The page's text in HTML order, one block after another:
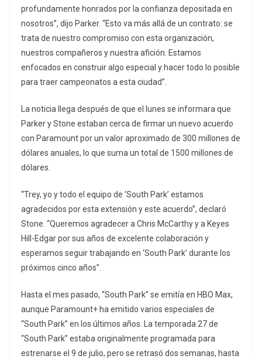
profundamente honrados por la confianza depositada en
nosotros”, dijo Parker. “Esto va más allá de un contrato: se
trata de nuestro compromiso con esta organización,
nuestros compañeros y nuestra afición. Estamos
enfocados en construir algo especial y hacer todo lo posible
para traer campeonatos a esta ciudad”.
La noticia llega después de que el lunes se informara que
Parker y Stone estaban cerca de firmar un nuevo acuerdo
con Paramount por un valor aproximado de 300 millones de
dólares anuales, lo que suma un total de 1500 millones de
dólares.
“Trey, yo y todo el equipo de ‘South Park’ estamos
agradecidos por esta extensión y este acuerdo”, declaró
Stone. “Queremos agradecer a Chris McCarthy y a Keyes
Hill-Edgar por sus años de excelente colaboración y
esperamos seguir trabajando en ‘South Park’ durante los
próximos cinco años”.
Hasta el mes pasado, “South Park” se emitía en HBO Max,
aunque Paramount+ ha emitido varios especiales de
“South Park” en los últimos años. La temporada 27 de
“South Park” estaba originalmente programada para
estrenarse el 9 de julio, pero se retrasó dos semanas, hasta